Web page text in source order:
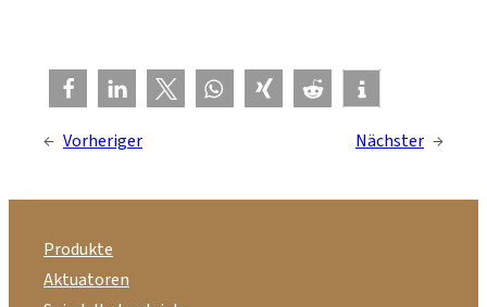
← Vorheriger Nächster →
Produkte
Aktuatoren